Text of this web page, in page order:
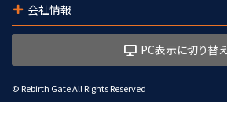
会社情報
PC表示に切り替え
© Rebirth Gate All Rights Reserved